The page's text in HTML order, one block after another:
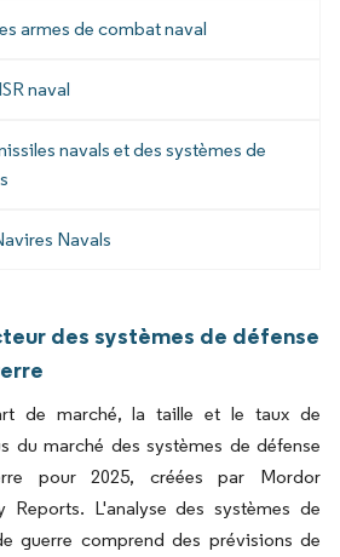
armes de combat naval
naval
navals et des systèmes de
Navals
des systèmes de défense
de marché, la taille et le taux de
du marché des systèmes de défense
pour 2025, créées par Mordor
L'analyse des systèmes de
guerre comprend des prévisions de